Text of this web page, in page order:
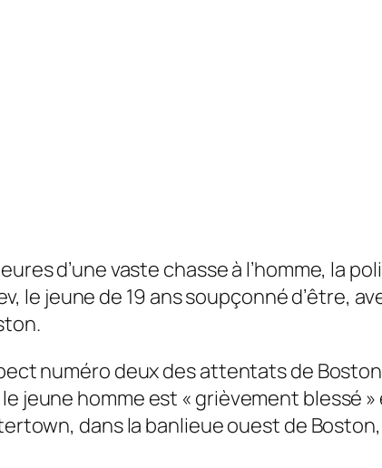
d’une vaste chasse à l’homme, la
le jeune de 19 ans soupçonné d’être,
numéro deux des attentats de
jeune homme est « grièvement blessé
dans la banlieue ouest de